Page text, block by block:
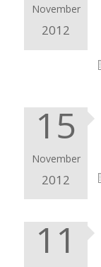
November
2012
15
November
2012
11